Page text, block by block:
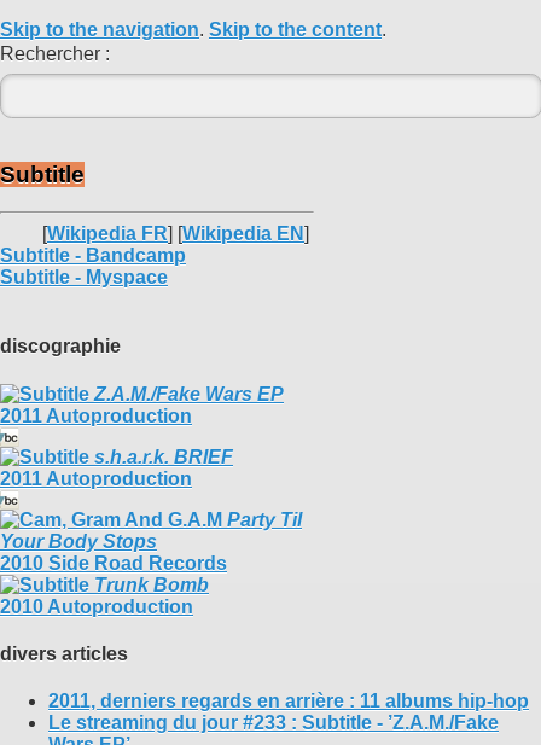
Skip to the navigation. Skip to the content.
Rechercher :
Subtitle
[Wikipedia FR] [Wikipedia EN]
Subtitle - Bandcamp
Subtitle - Myspace
discographie
Z​.​A​.​M​.​/​Fake Wars EP
2011 Autoproduction
s.h.a.r.k. BRIEF
2011 Autoproduction
Party Til
Your Body Stops
2010 Side Road Records
Trunk Bomb
2010 Autoproduction
divers articles
2011, derniers regards en arrière : 11 albums hip-hop
Le streaming du jour #233 : Subtitle - ’Z.A.M./Fake